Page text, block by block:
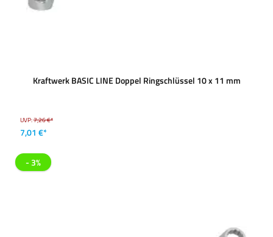
Kraftwerk BASIC LINE Doppel Ringschlüssel 10 x 11 mm
UVP:7,26 €*
7,01 €*
- 3%